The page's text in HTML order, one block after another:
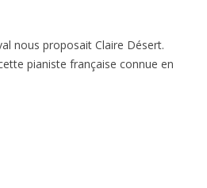
nous proposait Claire Désert.
pianiste française connue en